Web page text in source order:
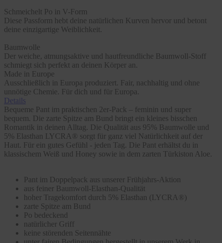
Schmeichelt Po in V-Form
Diese Passform hebt deine natürlichen Kurven hervor und betont
deine einzigartige Weiblichkeit.
Baumwolle
Der weiche, atmungsaktive und hautfreundliche Baumwoll-Stoff
schmiegt sich perfekt an deinen Körper an.
Made in Europe
Ausschließlich in Europa produziert. Fair, nachhaltig und ohne
unnötige Chemie. Für dich und für Europa.
Details
Bequeme Pant im praktischen 2er-Pack – feminin und super
bequem. Die zarte Spitze am Bund bringt ein kleines bisschen
Romantik in deinen Alltag. Die Qualität aus 95% Baumwolle und
5% Elasthan LYCRA® sorgt für ganz viel Natürlichkeit auf der
Haut. Für ein gutes Gefühl - jeden Tag. Die Pant erhältst du in
klassischem Weiß und Honey sowie in dem zarten Türkiston Aloe.
Pant im Doppelpack aus unserer Frühjahrs-Aktion
aus feiner Baumwoll-Elasthan-Qualität
hoher Tragekomfort durch 5% Elasthan (LYCRA®)
zarte Spitze am Bund
Po bedeckend
natürlicher Griff
keine störenden Seitennähte